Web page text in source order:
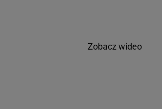
Zobacz wideo